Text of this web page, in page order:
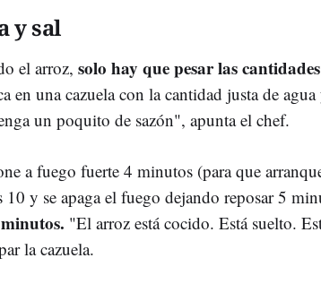
y sal
el arroz, solo hay que pesar las
en una cazuela con la cantidad justa de
un poquito de sazón", apunta el chef.
a fuego fuerte 4 minutos (para que
y se apaga el fuego dejando reposar 5
"El arroz está cocido. Está suelto.
la cazuela.